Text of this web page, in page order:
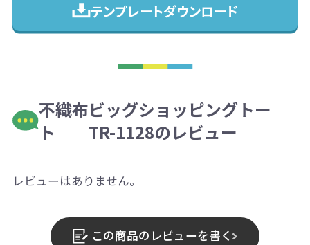
テンプレートダウンロード
不織布ビッグショッピングトー
ト TR-1128のレビュー
レビューはありません。
この商品のレビューを書く